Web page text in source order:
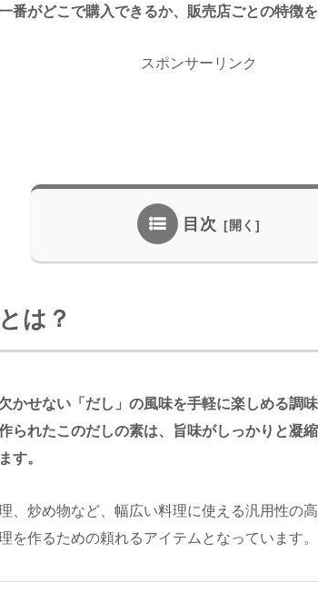
番がどこで購入できるか、販売店ごとの特徴を
スポンサーリンク
目次
は？
かせない「だし」の風味を手軽に楽しめる調
られたこのだしの素は、旨味がしっかりと凝
す。
、炒め物など、幅広い料理に使える汎用性の
を作るための頼れるアイテムとなっています。